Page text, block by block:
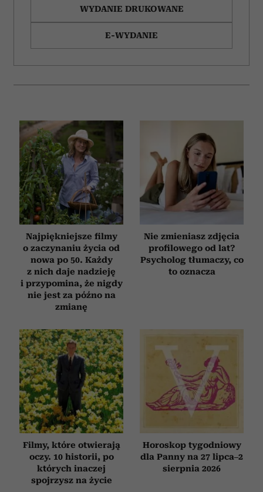
WYDANIE DRUKOWANE
E-WYDANIE
Najpiękniejsze filmy
o zaczynaniu życia od
nowa po 50. Każdy
z nich daje nadzieję
i przypomina, że nigdy
nie jest za późno na
zmianę
Nie zmieniasz zdjęcia
profilowego od lat?
Psycholog tłumaczy, co
to oznacza
Filmy, które otwierają
oczy. 10 historii, po
których inaczej
spojrzysz na życie
Horoskop tygodniowy
dla Panny na 27 lipca–2
sierpnia 2026